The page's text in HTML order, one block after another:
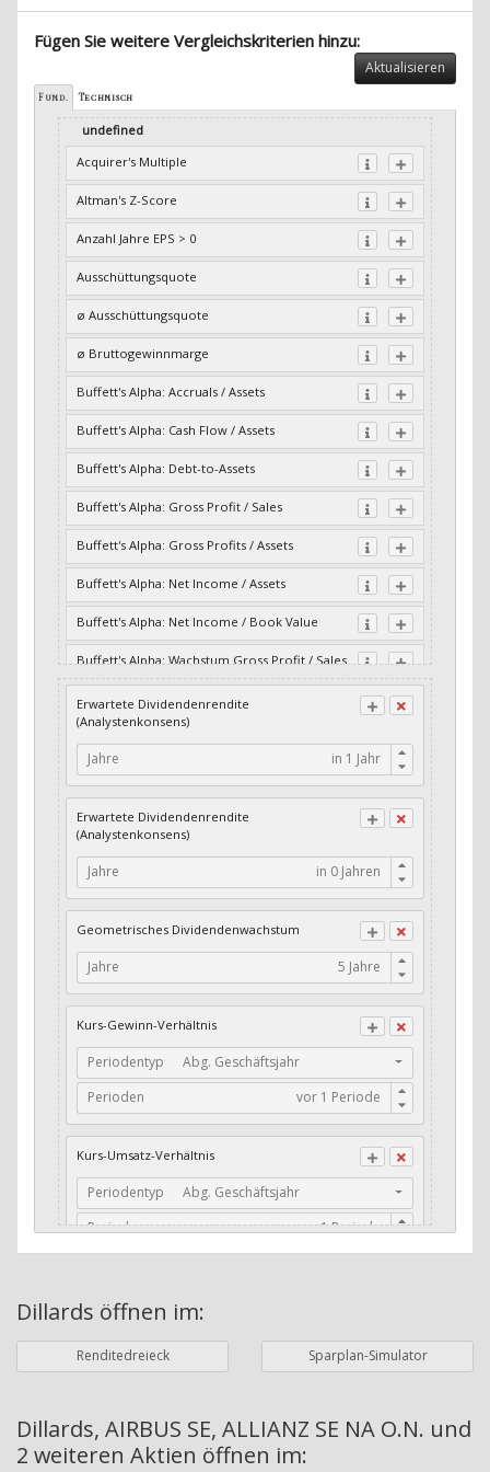
Fügen Sie weitere Vergleichskriterien hinzu:
Aktualisieren
Fund. Technisch
undefined
Acquirer's Multiple
Altman's Z-Score
Anzahl Jahre EPS > 0
Ausschüttungsquote
ø Ausschüttungsquote
ø Bruttogewinnmarge
Buffett's Alpha: Accruals / Assets
Buffett's Alpha: Cash Flow / Assets
Buffett's Alpha: Debt-to-Assets
Buffett's Alpha: Gross Profit / Sales
Buffett's Alpha: Gross Profits / Assets
Buffett's Alpha: Net Income / Assets
Buffett's Alpha: Net Income / Book Value
Buffett's Alpha: Wachstum Gross Profit / Sales
Buffett's Alpha: Wachstum Residual Cash Flow
/ Assets
Buffett's Alpha: Wachstum Residual Gross
Profits / Assets
Income / Assets
Buffett's Alpha: Wachstum Residual Net
Income / Book Value
Cash-Quote
CFO / Interest Expense
Current Ratio
Long-Term Debt to Working Capital
Dividenden-Check
Stabiles Dividenden-Wachstum
Stabiles Dividenden-Wachstum (TTM)
Stabiles Absolutes Dividenden-Wachstum
Dividendenrendite (angekündigt)
Adj. Dividendenrendite (Market Cap)
Erwartete Dividendenrendite
(Analystenkonsens)
Jahre
Erwartete Dividendenrendite
(Analystenkonsens)
Jahre
Geometrisches Dividendenwachstum
Jahre
Kurs-Gewinn-Verhältnis
Periodentyp
Abg. Geschäftsjahr
Perioden
Kurs-Umsatz-Verhältnis
Periodentyp
Abg. Geschäftsjahr
Perioden
Währung Bilanzierungswährung
Periodentyp
Jahre
Perioden
Dillards öffnen im:
Renditedreieck Sparplan-Simulator
Dillards, AIRBUS SE, ALLIANZ SE NA O.N. und
2 weiteren Aktien öffnen im: